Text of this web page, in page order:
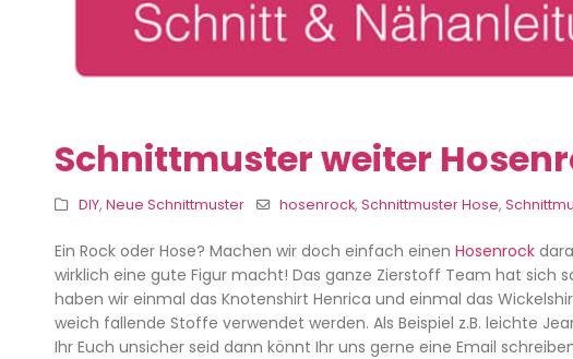
Schnittmuster weiter
DIY, Neue Schnittmuster hosenrock,Schnittmuster Hose,
Ein Rock oder Hose? Machen wir doch einfach einen Hosenrock
wirklich eine gute Figur macht! Das ganze Zierstoff Team hat sich
haben wir einmal das Knotenshirt Henrica und einmal das
weich fallende Stoffe verwendet werden. Als Beispiel z.B. leichte
Ihr Euch unsicher seid dann könnt Ihr uns gerne eine Email